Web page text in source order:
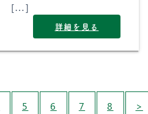
[…]
詳細を見る
5 6 7 8 >